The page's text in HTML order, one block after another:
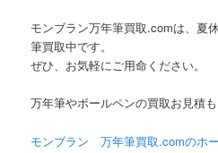
モンブラン万年筆買取.comは、夏
筆買取中です。
ぜひ、お気軽にご用命ください。
万年筆やボールペンの買取お見積
モンブラン 万年筆買取.comのホ